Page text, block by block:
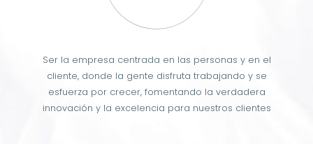
Ser la empresa centrada en las personas y en el
cliente, donde la gente disfruta trabajando y se
esfuerza por crecer, fomentando la verdadera
innovación y la excelencia para nuestros clientes